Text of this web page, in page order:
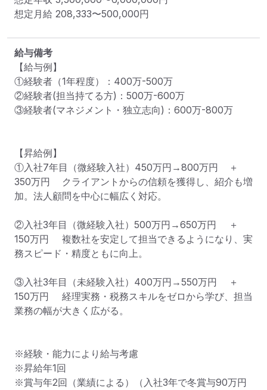
想定月給 208,333〜500,000円
給与備考
【給与例】
①経験者（1年程度）：400万-500万
②経験者(担当持てる方)：500万-600万
③経験者(マネジメント・独立志向)：600万-800万
【昇給例】
①入社7年目（微経験入社）450万円→800万円	＋
350万円	クライアントからの信頼を獲得し、紹介も増
加。法人顧問を中心に幅広く対応。
②入社3年目（微経験入社）500万円→650万円	＋
150万円	複数社を安定して担当できるようになり、実
務スピード・精度ともに向上。
③入社3年目（未経験入社）400万円→550万円	＋
150万円	経理実務・税務スキルをゼロから学び、担当
業務の幅が大きく広がる。
※経験・能力により給与考慮
※昇給年1回
※賞与年2回（業績による）（入社3年で冬賞与90万円